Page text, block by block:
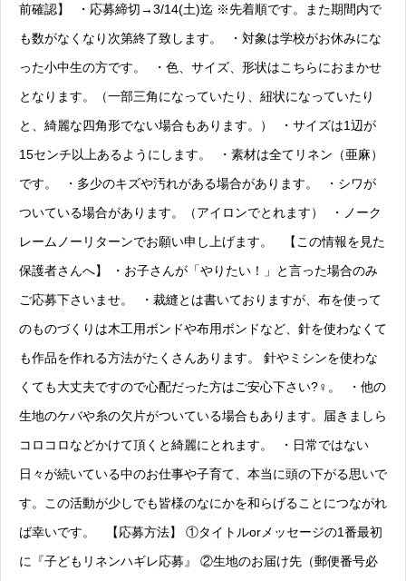
前確認】 ・応募締切→3/14(土)迄 ※先着順です。また期間内で
も数がなくなり次第終了致します。 ・対象は学校がお休みにな
った小中生の方です。 ・色、サイズ、形状はこちらにおまかせ
となります。（一部三角になっていたり、紐状になっていたり
と、綺麗な四角形でない場合もあります。） ・サイズは1辺が
15センチ以上あるようにします。 ・素材は全てリネン（亜麻）
です。 ・多少のキズや汚れがある場合があります。 ・シワが
ついている場合があります。（アイロンでとれます） ・ノーク
レームノーリターンでお願い申し上げます。 【この情報を見た
保護者さんへ】 ・お子さんが「やりたい！」と言った場合のみ
ご応募下さいませ。 ・裁縫とは書いておりますが、布を使って
のものづくりは木工用ボンドや布用ボンドなど、針を使わなくて
も作品を作れる方法がたくさんあります。 針やミシンを使わな
くても大丈夫ですので心配だった方はご安心下さい?‍♀️。 ・他の
生地のケバや糸の欠片がついている場合もあります。届きましら
コロコロなどかけて頂くと綺麗にとれます。 ・日常ではない
日々が続いている中のお仕事や子育て、本当に頭の下がる思いで
す。この活動が少しでも皆様のなにかを和らげることにつながれ
ば幸いです。 【応募方法】 ①タイトルorメッセージの1番最初
に『子どもリネンハギレ応募』 ②生地のお届け先（郵便番号必